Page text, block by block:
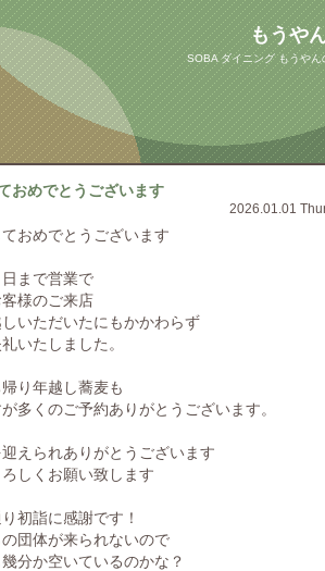
もうや
SOBA ダイニング もうやん
おめでとうございます
2026.01.01
おめでとうございます
まで営業で
様のご来店
いただいたにもかかわらず
いたしました。
り年越し蕎麦も
多くのご予約ありがとうございます。
えられありがとうございます
しくお願い致します
初詣に感謝です！
団体が来られないので
分か空いているのかな？